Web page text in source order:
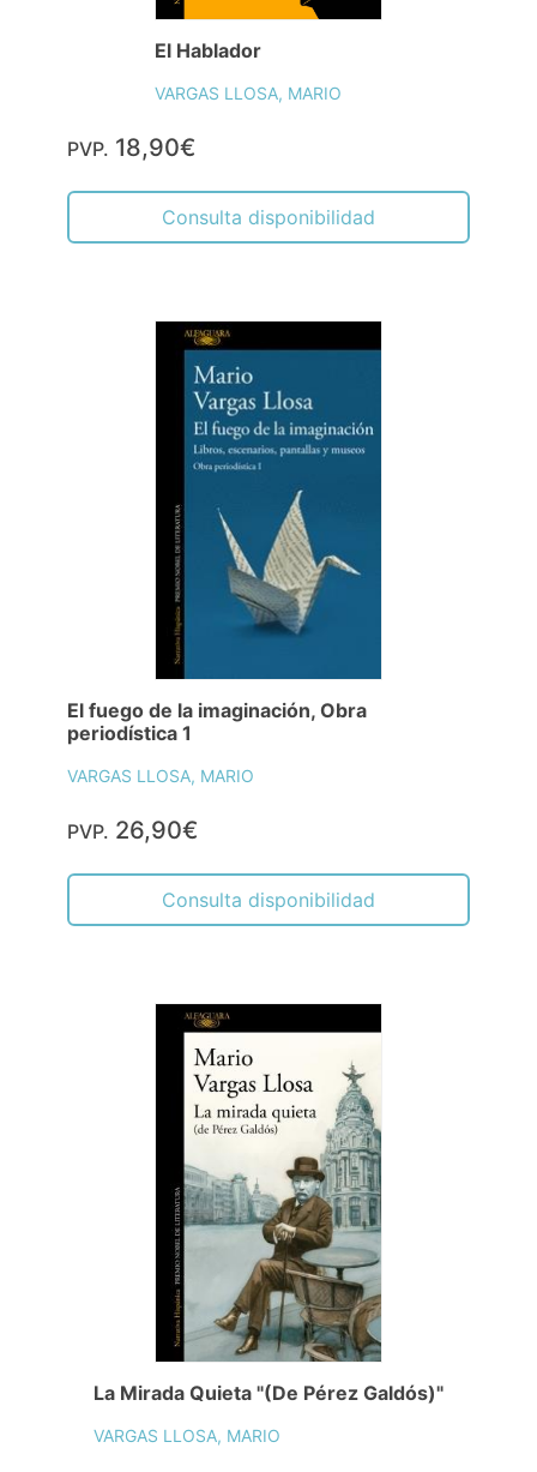
El Hablador
VARGAS LLOSA, MARIO
PVP. 18,90€
Consulta disponibilidad
El fuego de la imaginación, Obra
periodística 1
VARGAS LLOSA, MARIO
PVP. 26,90€
Consulta disponibilidad
La Mirada Quieta "(De Pérez Galdós)"
VARGAS LLOSA, MARIO